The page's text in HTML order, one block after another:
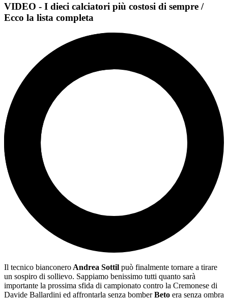
VIDEO - I dieci calciatori più costosi di sempre /
Ecco la lista completa
Il tecnico bianconero Andrea Sottil può finalmente tornare a tirare
un sospiro di sollievo. Sappiamo benissimo tutti quanto sarà
importante la prossima sfida di campionato contro la Cremonese di
Davide Ballardini ed affrontarla senza bomberBeto era senza ombra